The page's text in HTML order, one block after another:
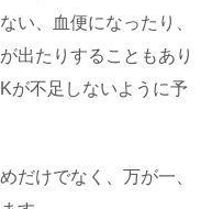
い、血便になったり、
出たりすることもあり
が不足しないように予
だけでなく、万が一、